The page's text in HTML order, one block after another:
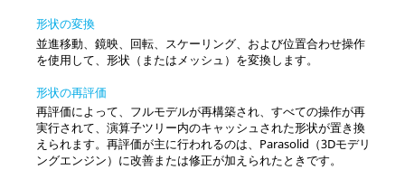
形状の変換
並進移動、鏡映、回転、スケーリング、および位置合わせ操作
を使用して、形状（またはメッシュ）を変換します。
形状の再評価
再評価によって、フルモデルが再構築され、すべての操作が再
実行されて、演算子ツリー内のキャッシュされた形状が置き換
えられます。再評価が主に行われるのは、Parasolid（3Dモデリ
ングエンジン）に改善または修正が加えられたときです。